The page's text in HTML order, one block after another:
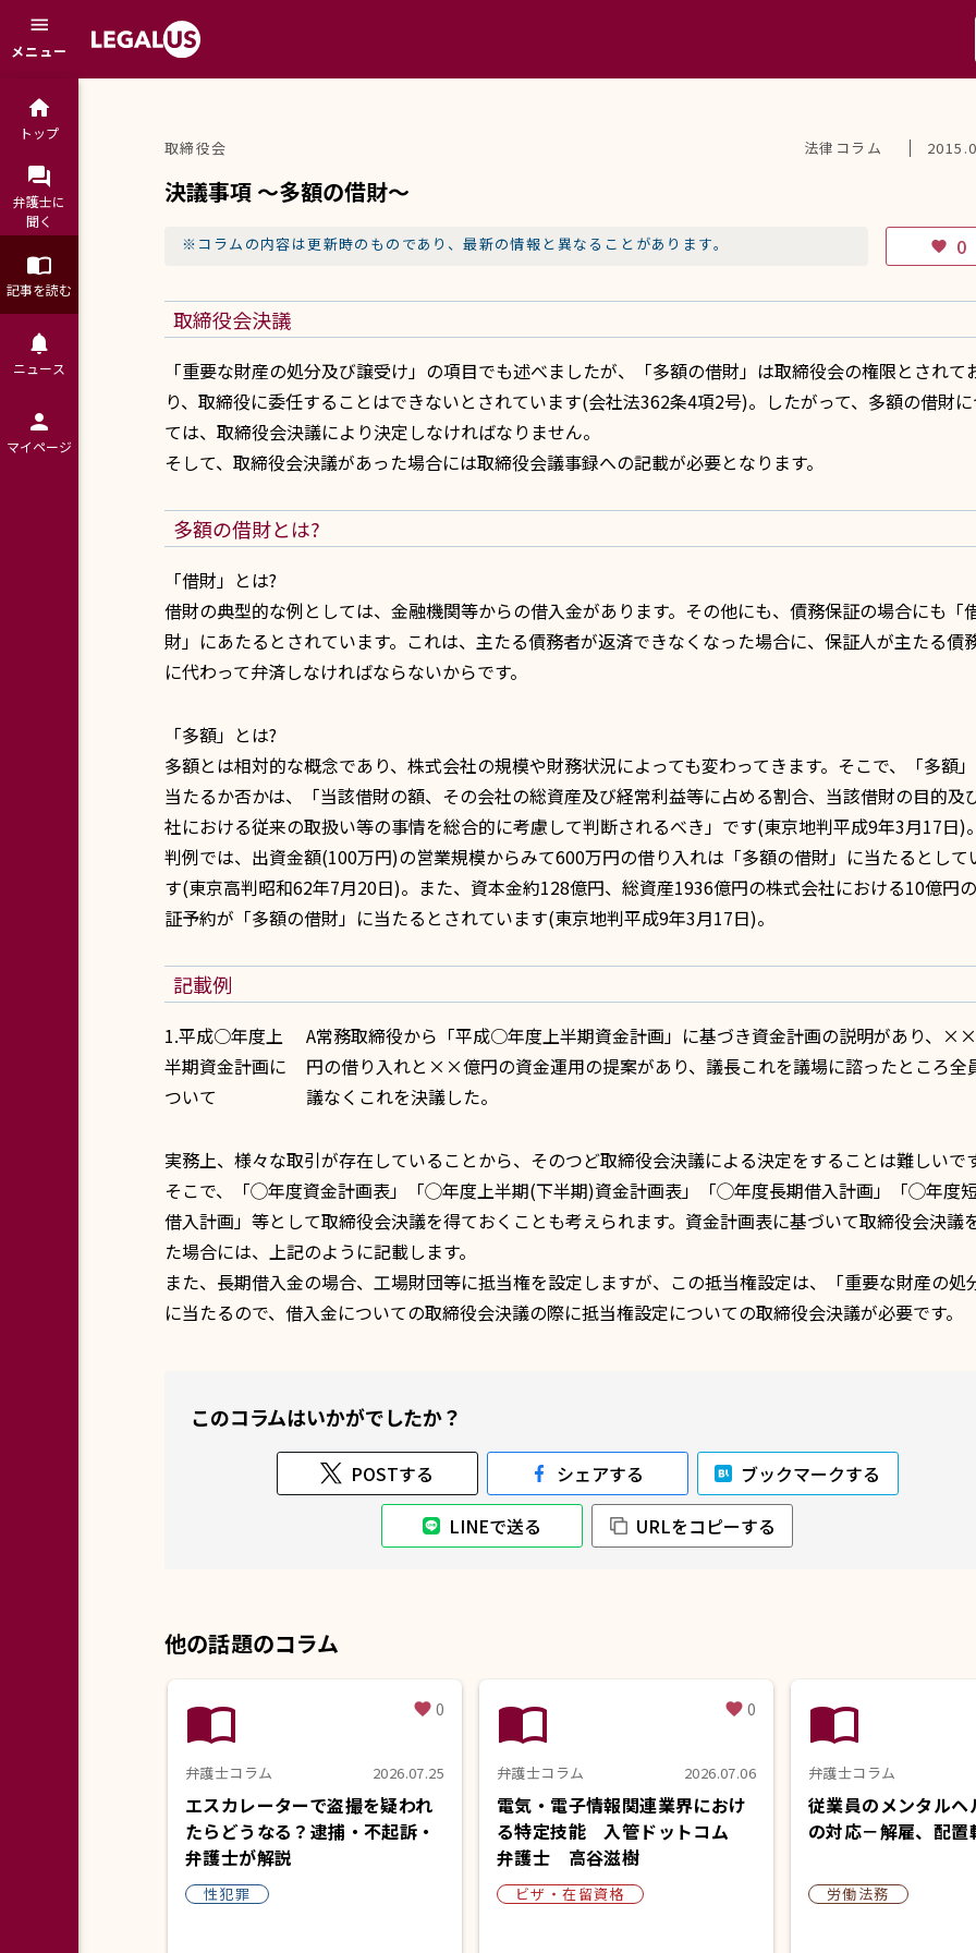
menu
メニュー
home
トップ
question_answer
弁護士に
聞く
import_contacts
記事を読む
notifications
ニュース
person
マイページ
取締役会 法律コラム
決議事項 ～多額の借財～
※コラムの内容は更新時のものであり、最新の情報と異なることがあります。 favorite 0
取締役会決議
「重要な財産の処分及び譲受け」の項目でも述べましたが、「多額の借財」は取締役会の権限とされて
り、取締役に委任することはできないとされています(会社法362条4項2号)。したがって、多額の借財
ては、取締役会決議により決定しなければなりません。
そして、取締役会決議があった場合には取締役会議事録への記載が必要となります。
多額の借財とは?
「借財」とは?
借財の典型的な例としては、金融機関等からの借入金があります。その他にも、 債務保証の場合にも「
財」にあたるとされています。これは、主たる債務者が返済できなくなった場合に、保証人が主たる債
に代わって弁済しなければならないからです。
「多額」とは?
多額とは相対的な概念であり、株式会社の規模や財務状況によっても変わってきます。そこで、「多額
当たるか否かは、「当該借財の額、その会社の総資産及び経常利益等に占める割合、当該借財の目的及
社における従来の取扱い等の事情を総合的に考慮して判断されるべき」です(東京地判平成9年3月17日)。
判例では、出資金額(100万円)の営業規模からみて600万円の借り入れは「多額の借財」に当たるとして
す(東京高判昭和62年7月20日)。また、資本金約128億円、総資産1936億円の株式会社における10億円
証予約が「多額の借財」に当たるとされています(東京地判平成9年3月17日)。
記載例
1.平成○年度上
半期資金計画に
ついて
A常務取締役から「平成○年度上半期資金計画」に基づき資金計画の説明があり、
円の借り入れと××億円の資金運用の提案があり、議長これを議場に諮ったところ全
議なくこれを決議した。
実務上、様々な取引が存在していることから、そのつど取締役会決議による決定をすることは難しいです
そこで、「◯年度資金計画表」「◯年度上半期(下半期)資金計画表」「◯年度長期借入計画」「◯年度
借入計画」等として取締役会決議を得ておくことも考えられます。資金計画表に基づいて取締役会決議
た場合には、上記のように記載します。
また、長期借入金の場合、工場財団等に抵当権を設定しますが、この抵当権設定は、「重要な財産の処
に当たるので、借入金についての取締役会決議の際に抵当権設定についての取締役会決議が必要です。
このコラムはいかがでしたか？
POSTする シェアする
ブックマークする
LINEで送る
URLをコピーする
他の話題のコラム
import_contacts favorite 0
弁護士コラム 2026.07.25
エスカレーターで盗撮を疑われ
たらどうなる？逮捕・不起訴・
弁護士が解説
性犯罪
import_contacts favorite 0
弁護士コラム 2026.07.06
電気・電子情報関連業界におけ
る特定技能 入管ドットコム
弁護士 高谷滋樹
ビザ・在留資格
import_contacts
弁護士コラム
従業員のメンタルヘ
の対応－解雇、配置
労働法務